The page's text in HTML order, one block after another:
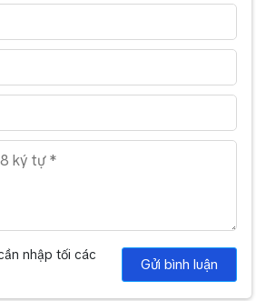
nhập tối các
Gửi bình luận